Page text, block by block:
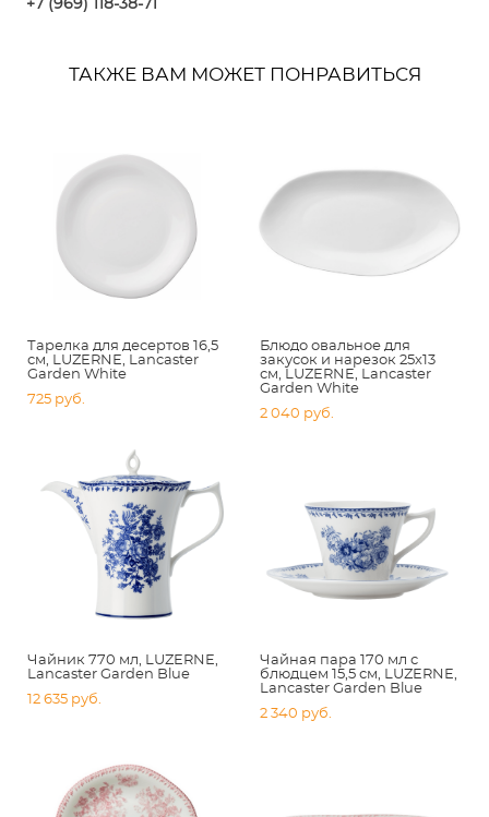
+7 (969) 118-38-7
ТАКЖЕ ВАМ МОЖЕТ ПОНРАВИТЬСЯ
Тарелка для десертов 16,5
см, LUZERNE, Lancaster
Garden White
725 pуб.
Блюдо овальное для
закусок и нарезок 25х13
см, LUZERNE, Lancaster
Garden White
2 040 pуб.
Чайник 770 мл, LUZERNE,
Lancaster Garden Blue
12 635 pуб.
Чайная пара 170 мл с
блюдцем 15,5 см, LUZERNE,
Lancaster Garden Blue
2 340 pуб.